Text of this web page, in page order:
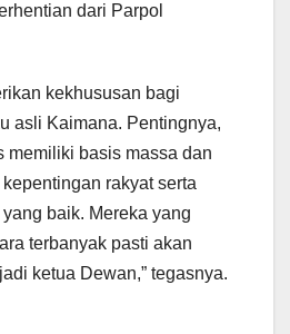
dari Parpol
kekhususan bagi
asli Kaimana. Pentingnya,
memiliki basis massa dan
rakyat serta
baik. Mereka yang
terbanyak pasti akan
ketua Dewan,” tegasnya.